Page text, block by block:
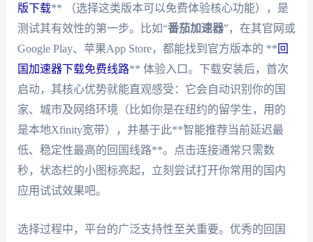
版下载** （选择这类版本可以免费体验核心功能），是
测试其有效性的第一步。比如“番茄加速器”，在其官网或
Google Play、苹果App Store，都能找到官方版本的 **回
国加速器下载免费线路** 体验入口。下载安装后，首次
启动，其核心优势就能直观感受：它会自动识别你的国
家、城市及网络环境（比如你是在纽约的留学生，用的
是本地Xfinity宽带），并基于此**智能推荐当前延迟最
低、稳定性最高的回国线路**。点击连接通常只需数
秒，状态栏的小图标亮起，立刻尝试打开你常用的国内
应用试试效果吧。
选择过程中，平台的广泛支持性至关重要。优秀的回国